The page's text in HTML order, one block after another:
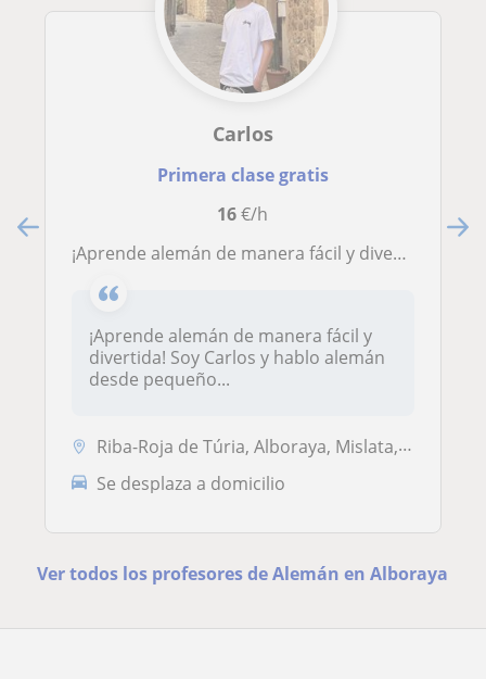
Carlos
Primera clase gratis
16€/h
¡Aprende alemán de manera fácil y divertida! Ofrezco clases personalizadas enfocadas principalmente a principiantes
¡Aprende alemán de manera fácil y
divertida! Soy Carlos y hablo alemán
desde pequeño...
Riba-Roja de Túria, Alboraya, Mislata, Valencia Capital, Xirivella
Se desplaza a domicilio
Ver todos los profesores de Alemán en Alboraya